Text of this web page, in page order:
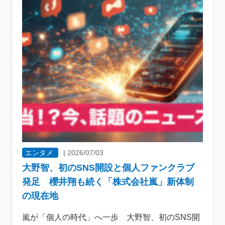
エンタメ |2026/07/03
大野智、初のSNS開設と個人ファンクラブ
発足 櫻井翔も続く「株式会社嵐」新体制
の現在地
嵐が「個人の時代」へ一歩 大野智、初のSNS開